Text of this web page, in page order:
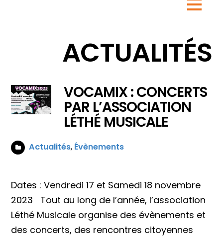
ACTUALITÉS
VOCAMIX : CONCERTS
PAR L’ASSOCIATION
LÉTHÉ MUSICALE
Actualités, Évènements
Dates : Vendredi 17 et Samedi 18 novembre
2023 Tout au long de l’année, l’association
Léthé Musicale organise des évènements et
des concerts, des rencontres citoyennes